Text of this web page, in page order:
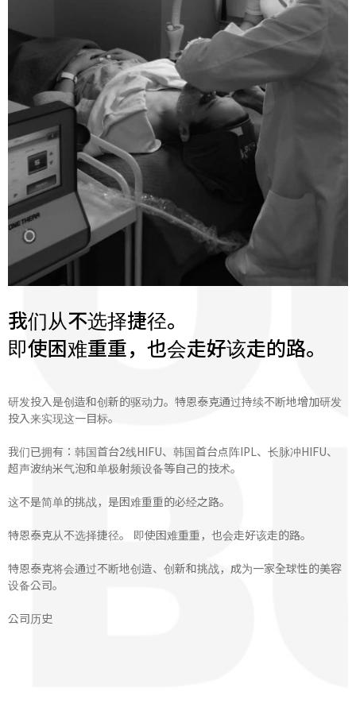
我们从不选择捷径。
即使困难重重，也会走好该走的路。
研发投入是创造和创新的驱动力。特恩泰克通过持续不断地增加研发
投入来实现这一目标。
我们已拥有：韩国首台2线HIFU、韩国首台点阵IPL、长脉冲HIFU、
超声波纳米气泡和单极射频设备等自己的技术。
这不是简单的挑战，是困难重重的必经之路。
特恩泰克从不选择捷径。 即使困难重重，也会走好该走的路。
特恩泰克将会通过不断地创造、创新和挑战，成为一家全球性的美容
设备公司。
公司历史